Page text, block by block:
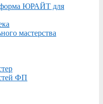
ЮРАЙТ для
мастерства
ФП